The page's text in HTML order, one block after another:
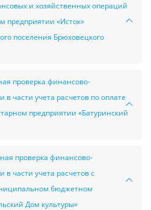
и хозяйственных операций
предприятии «Исток»
поселения Брюховецкого
проверка финансово-
в части учета расчетов по оплате
предприятии «Батуринский
проверка финансово-
в части учета расчетов с
бюджетном
Дом культуры»